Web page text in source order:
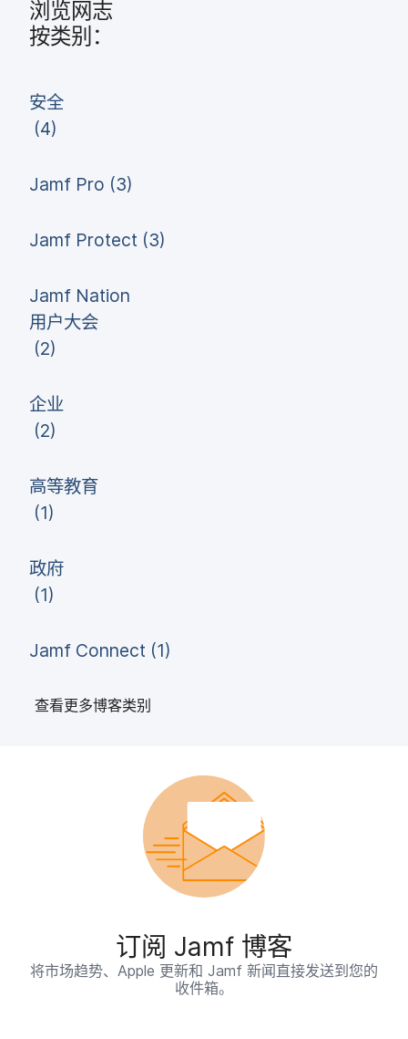
浏览​网志
按​类别：
安全
(4)
Jamf Pro (3)
Jamf Protect (3)
Jamf Nation
用​户​大会
(2)
企业
(2)
高​等​教育
(1)
政府
(1)
Jamf Connect (1)
查​看​更​多​博客​类​别
订阅 Jamf 博客
将​市场​趋势、 Apple 更新​和 Jamf 新闻​直接​发送​到​您​的​
收件​箱。